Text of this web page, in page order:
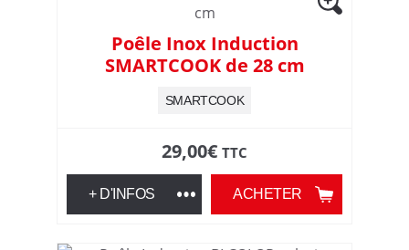
Poêle Inox Induction
SMARTCOOK de 28 cm
SMARTCOOK
29,00€ TTC
ACHETER
+ D'INFOS